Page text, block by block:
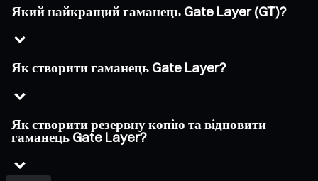
Який найкращий гаманець Gate Layer (GT)?
Як створити гаманець Gate Layer?
Як створити резервну копію та відновити
гаманець Gate Layer?